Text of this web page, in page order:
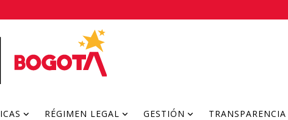
RÉGIMEN LEGAL GESTIÓN TRANSPARENCIA